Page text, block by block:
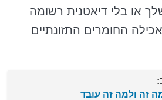
או בלי דיאטנית רשומה
החומרים התזונתיים
זה ולמה זה עובד